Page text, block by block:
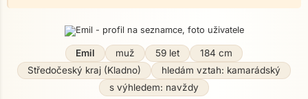
Emil muž 59 let
184 cm
Středočeský kraj (Kladno)
hledám vztah: kamarádský
s výhledem: navždy